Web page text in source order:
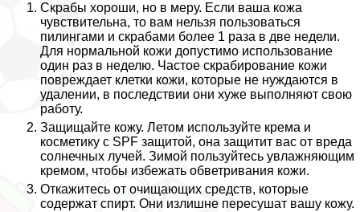
Скpaбы хороши, но в меру. Если ваша кожа
чувствительна, то вам нельзя пользоваться
пилингами и скpaбами более 1 раза в две недели.
Для нормальной кожи допустимо использование
один раз в неделю. Частое скрабирование кожи
повреждает клетки кожи, которые не нуждаются в
удалении, в последствии они хуже выполняют свою
работу.
Защищайте кожу. Летом используйте крема и
косметику с SPF защитой, она защитит вас от вреда
солнечных лучей. Зимой пользуйтесь увлажняющим
кремом, чтобы избежать обветривания кожи.
Откажитесь от очищающих средств, которые
содержат спирт. Они излишне пересушат вашу кожу.